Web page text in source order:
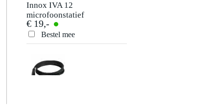
Innox IVA 12
microfoonstatief
met hengelarm
€ 19,-
Bestel mee